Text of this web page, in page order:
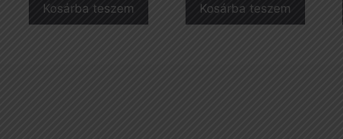
Kosárba teszem Kosárba teszem